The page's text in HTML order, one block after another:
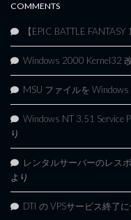
COMMENTS
【EPIC BATTLE
Windows 2000 Kernel32
MSU ファイルを
Windows NT 3.51 Service
り
レンタルサーバーのレス
より
DTI の VPSサービス終了